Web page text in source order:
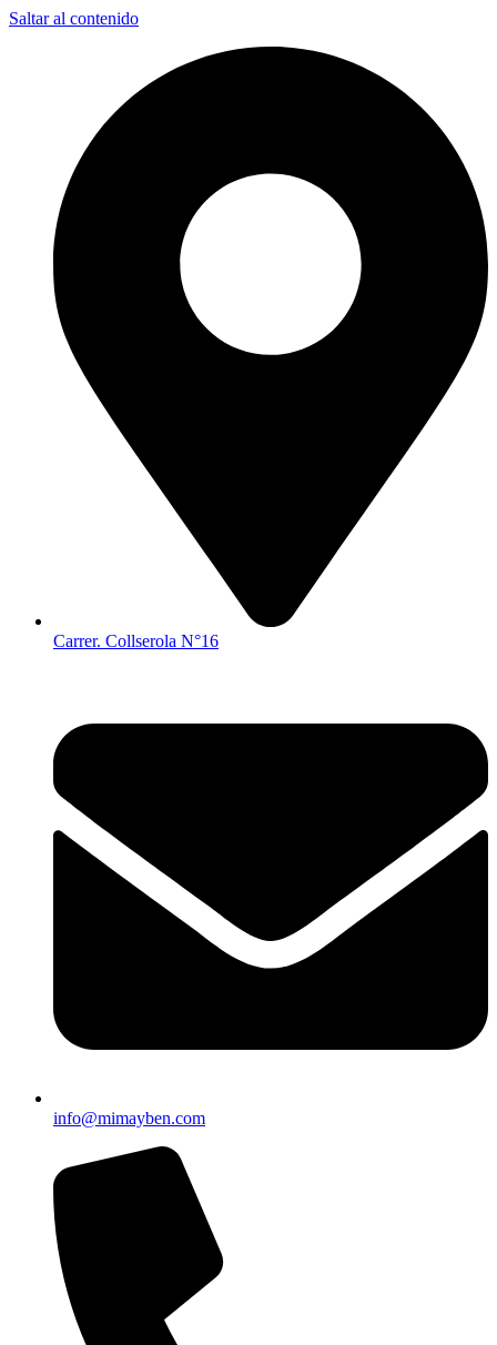
Saltar al contenido
Carrer. Collserola N°16
info@mimayben.com